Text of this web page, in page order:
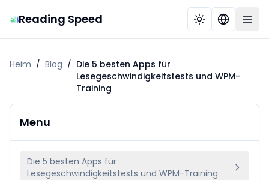
Reading Speed
Heim / Blog / Die 5 besten Apps für
Lesegeschwindigkeitstests und WPM-
Training
Menu
Die 5 besten Apps für
Lesegeschwindigkeitstests und WPM-Training